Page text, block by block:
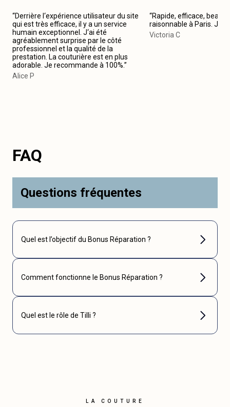
“Derrière l‘expérience utilisateur du site
qui est très efficace, il y a un service
humain exceptionnel. J‘ai été
agréablement surprise par le côté
professionnel et la qualité de la
prestation. La couturière est en plus
adorable. Je recommande à 100%.”
Alice P
“Rapide, efficace, beau
raisonnable à Paris. Je
Victoria C
FAQ
Questions fréquentes
Quel est l’objectif du Bonus Réparation ?
Comment fonctionne le Bonus Réparation ?
Quel est le rôle de Tilli ?
LA COUTURE